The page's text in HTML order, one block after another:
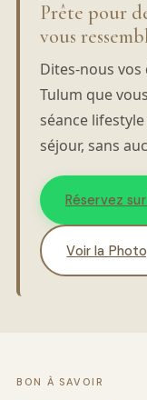
Prête pour
vous
Dites-nous
Tulum que
séance
séjour, sans
Réservez
Voir la
BON À SAVOIR